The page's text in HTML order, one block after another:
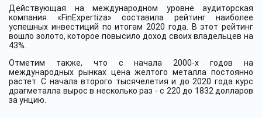
Действующая на международном уровне аудиторская
компания «FinExpertiza» составила рейтинг наиболее
успешных инвестиций по итогам 2020 года. В этот рейтинг
вошло золото, которое повысило доход своих владельцев на
43%.
Отметим также, что с начала 2000-х годов на
международных рынках цена желтого металла постоянно
растет. С начала второго тысячелетия и до 2020 года курс
драгметалла вырос в несколько раз - с 220 до 1832 долларов
за унцию.